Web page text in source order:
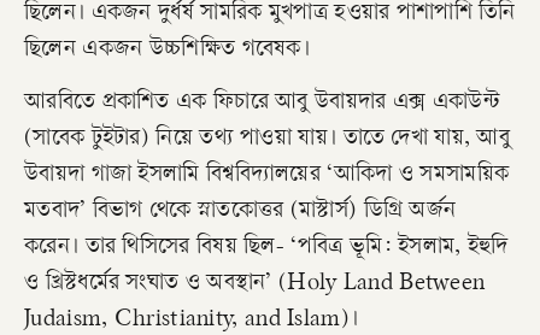
ছিলেন। একজন দুর্ধর্ষ সামরিক মুখপাত্র হওয়ার পাশাপাশি তিনি
ছিলেন একজন উচ্চশিক্ষিত গবেষক।
আরবিতে প্রকাশিত এক ফিচারে আবু উবায়দার এক্স একাউন্ট
(সাবেক টুইটার) নিয়ে তথ্য পাওয়া যায়। তাতে দেখা যায়, আবু
উবায়দা গাজা ইসলামি বিশ্ববিদ্যালয়ের ‘আকিদা ও সমসাময়িক
মতবাদ’ বিভাগ থেকে স্নাতকোত্তর (মাস্টার্স) ডিগ্রি অর্জন
করেন। তার থিসিসের বিষয় ছিল- ‘পবিত্র ভূমি: ইসলাম, ইহুদি
ও খ্রিস্টধর্মের সংঘাত ও অবস্থান’ (Holy Land Between
Judaism, Christianity, and Islam)।